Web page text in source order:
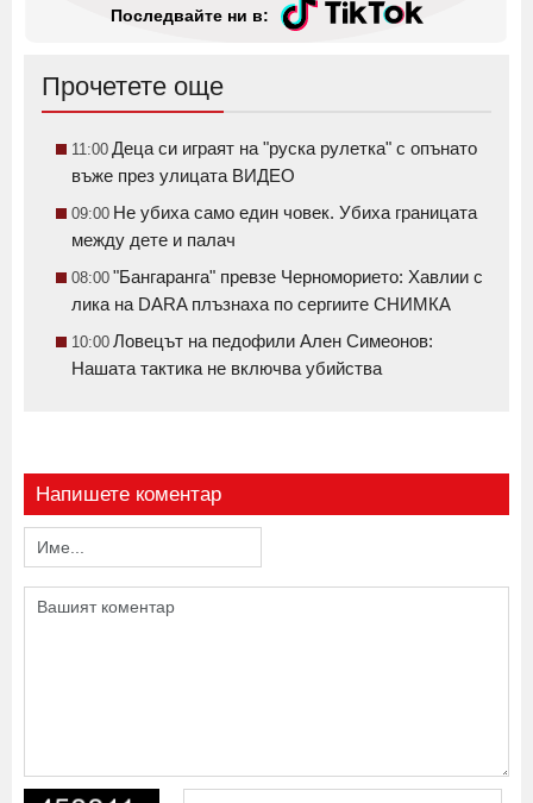
Последвайте ни в:
Прочетете още
11:00 Деца си играят на "руска рулетка" с опънато
въже през улицата ВИДЕО
09:00 Не убиха само един човек. Убиха границата
между дете и палач
08:00 "Бангаранга" превзе Черноморието: Хавлии с
лика на DARA плъзнаха по сергиите СНИМКА
10:00 Ловецът на педофили Ален Симеонов:
Нашата тактика не включва убийства
Напишете коментар